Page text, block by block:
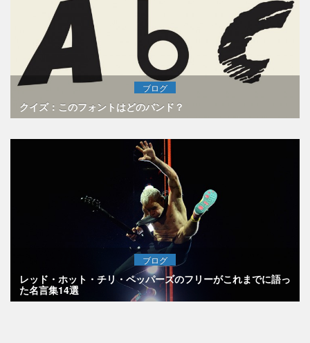
ブログ
クイズ：このフォントはどのバンド？
ブログ
レッド・ホット・チリ・ペッパーズのフリーがこれまでに語っ
た名言集14選